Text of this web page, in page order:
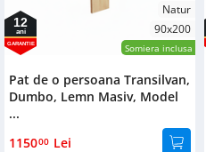
Natur
90x200
Somiera inclusa
12
ani
GARANTIE
Pat de o persoana Transilvan,
Dumbo, Lemn Masiv, Model
...
115000 Lei